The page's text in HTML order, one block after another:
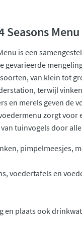
Menu
is een
gevarieerde
van klein tot
terwijl
en merels geven de
zorgt voor
tuinvogels door
pimpelmeesjes,
voedertafels en
en plaats ook